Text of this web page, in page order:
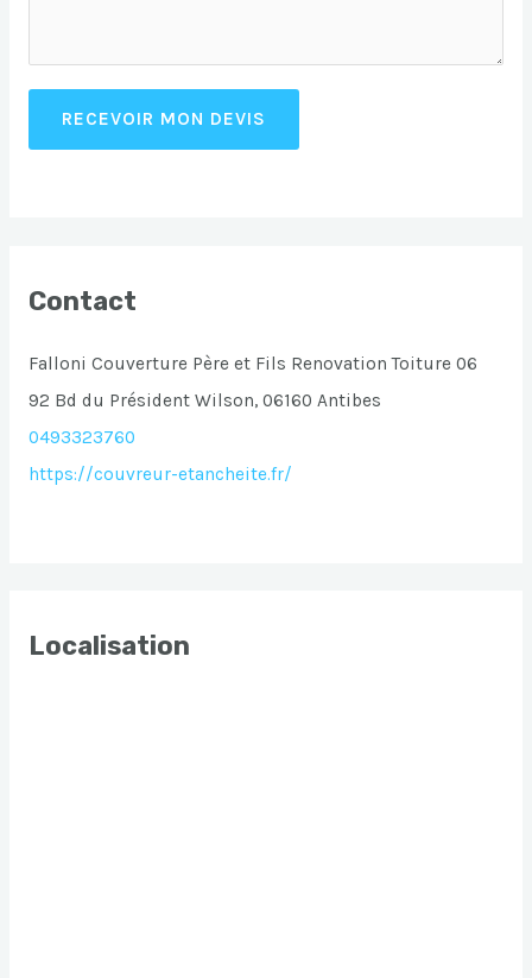
RECEVOIR MON DEVIS
Contact
Falloni Couverture Père et Fils Renovation Toiture 06
92 Bd du Président Wilson, 06160 Antibes
0493323760
https://couvreur-etancheite.fr/
Localisation